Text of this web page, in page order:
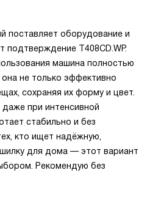
поставляет оборудование и
подтверждение T408CD.WP.
машина полностью
не только эффективно
сохраняя их форму и цвет.
при интенсивной
стабильно и без
кто ищет надёжную,
для дома — этот вариант
Рекомендую без